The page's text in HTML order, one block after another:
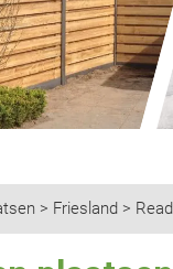
> Friesland >